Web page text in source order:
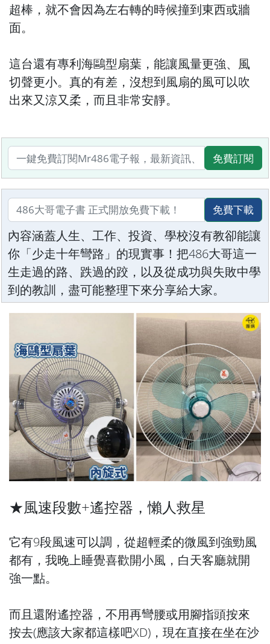
超棒，就不會因為左右轉的時候撞到東西或牆
面。
這台還有專利海鷗型扇葉，能讓風量更強、風
切聲更小。真的有差，沒想到風扇的風可以吹
出來又涼又柔，而且非常安靜。
免費訂閱
免費下載
內容涵蓋人生、工作、投資、學校沒有教卻能讓
你「少走十年彎路」的現實事！把486大哥這一
生走過的路、跌過的跤，以及從成功與失敗中學
到的教訓，盡可能整理下來分享給大家。
★風速段數+遙控器，懶人救星
它有9段風速可以調，從超輕柔的微風到強勁風
都有，我晚上睡覺喜歡開小風，白天客廳就開
強一點。
而且還附遙控器，不用再彎腰或用腳指頭按來
按去(應該大家都這樣吧XD)，現在直接在坐在沙